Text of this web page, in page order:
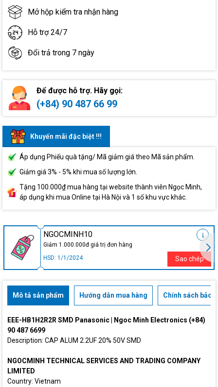
Mở hộp kiểm tra nhận hàng
Hỗ trợ 24/7
Đổi trả trong 7 ngày
Để được hỗ trợ. Hãy gọi:
(+84) 90 487 66 99
Khuyến mãi đặc biệt !!!
Áp dụng Phiếu quà tặng/ Mã giảm giá theo Mã sản phẩm.
Giảm giá 3% - 5% khi mua số lượng lớn.
Tặng 100.000₫ mua hàng tại website thành viên Ngọc Minh,
áp dụng khi mua Online tại Hà Nội và 1 số khu vực khác.
NGOCMINH10
Giảm 1.000.000đ giá trị đơn hàng
HSD: 1/1/2024
Sao chép
Mô tả sản phẩm Hướng dẫn mua hàng Chính sách bảo
EEE-HB1H2R2R SMD Panasonic | Ngoc Minh Electronics (+84)
90 487 6699
Description: CAP ALUM 2.2UF 20% 50V SMD
NGOCMINH TECHNICAL SERVICES AND TRADING COMPANY
LIMITED
Country: Vietnam